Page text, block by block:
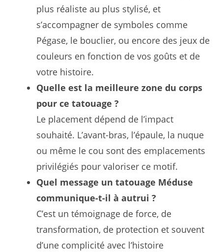
plus réaliste au plus stylisé, et
s’accompagner de symboles comme
Pégase, le bouclier, ou encore des jeux de
couleurs en fonction de vos goûts et de
votre histoire.
Quelle est la meilleure zone du corps
pour ce tatouage ?
Le placement dépend de l’impact
souhaité. L’avant-bras, l’épaule, la nuque
ou même le cou sont des emplacements
privilégiés pour valoriser ce motif.
Quel message un tatouage Méduse
communique-t-il à autrui ?
C’est un témoignage de force, de
transformation, de protection et souvent
d’une complicité avec l’histoire